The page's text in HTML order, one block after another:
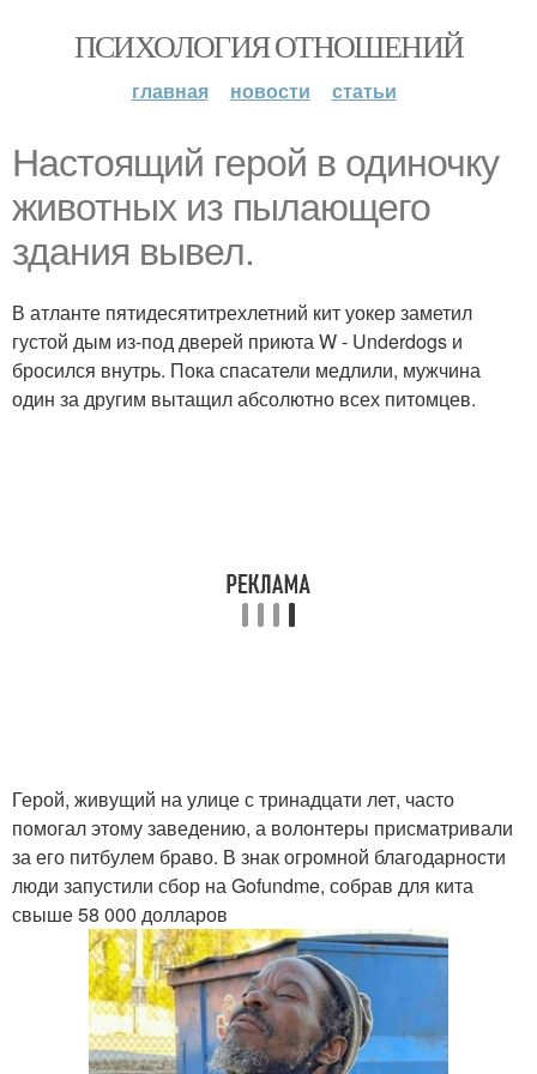
ПСИХОЛОГИЯ ОТНОШЕНИЙ
главная новости статьи
Настоящий герой в одиночку
животных из пылающего
здания вывел.
В атланте пятидесятитрехлетний кит уокер заметил
густой дым из-под дверей приюта W - Underdogs и
бросился внутрь. Пока спасатели медлили, мужчина
один за другим вытащил абсолютно всех питомцев.
Герой, живущий на улице с тринадцати лет, часто
помогал этому заведению, а волонтеры присматривали
за его питбулем браво. В знак огромной благодарности
люди запустили сбор на Gofundme, собрав для кита
свыше 58 000 долларов